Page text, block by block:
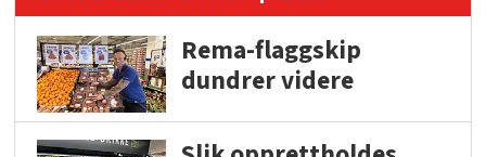
Rema-flaggskip
dundrer videre